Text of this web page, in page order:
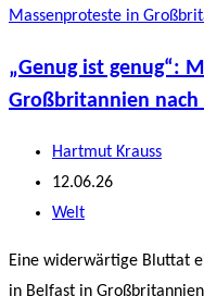
„Genug ist genug“:
Großbritannien
Beitrags-
Autor:
Hartmut Krauss
Beitrag
veröffentlicht:
12.06.26
Beitrags-
Welt
Eine widerwärtige Bluttat
in Belfast in